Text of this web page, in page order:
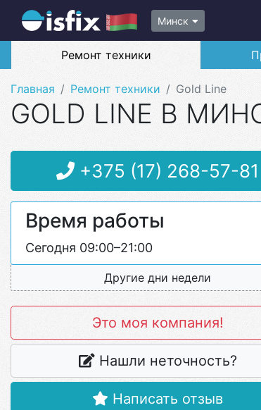
Минск
Ремонт техники
Главная Ремонт техники Gold Line
GOLD LINE В
+375 (17) 268-57-81
Время работы
Сегодня 09:00–21:00
Другие дни недели
Это моя компания!
Нашли неточность?
Написать отзыв